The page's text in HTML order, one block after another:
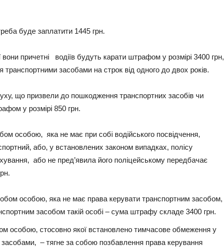
буде заплатити 1445 грн.
причетні водіїв будуть карати штрафом у розмірі 3400 грн,
засобами на строк від одного до двох років.
що призвели до пошкодження транспортних засобів чи
у розмірі 850 грн.
особою, яка не має при собі водійського посвідчення,
або, у встановлених законом випадках, полісу
або не пред’явила його поліцейському передбачає
особою, яка не має права керувати транспортним засобом,
засобом такій особі – сума штрафу складе 3400 грн.
особою, стосовно якої встановлено тимчасове обмеження у
засобами, – тягне за собою позбавлення права керування